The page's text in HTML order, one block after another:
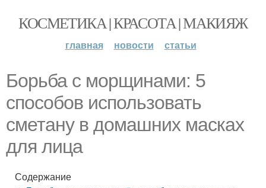
КОСМЕТИКА | КРАСОТА | МАКИЯЖ
главная новости статьи
Борьба с морщинами: 5
способов использовать
сметану в домашних масках
для лица
Содержание